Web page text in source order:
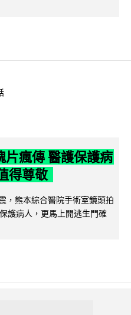
片瘋傳 醫護保護病
得尊敬
，熊本綜合醫院手術室鏡頭拍
護病人，更馬上開逃生門確